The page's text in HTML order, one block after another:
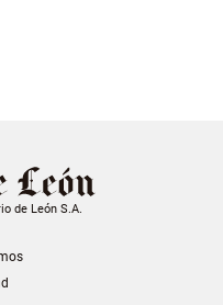
de León S.A.